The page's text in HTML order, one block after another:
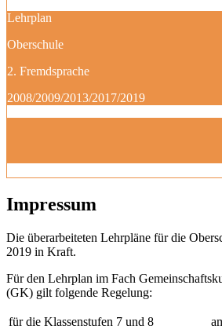
Lehrplan
Oberschule
2. Fremdsprache
2008/2009/2013/2017/2019
Impressum
Die überarbeiteten Lehrpläne für die
2019 in Kraft.
Für den Lehrplan im Fach
(GK) gilt folgende Regelung:
für die Klassenstufen 7 und 8